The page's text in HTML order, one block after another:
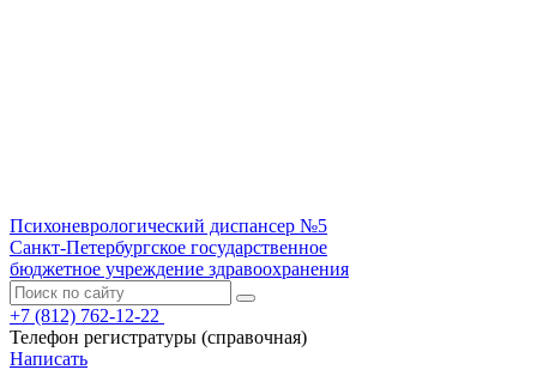
Психоневрологический диспансер №5
Санкт-Петербургское государственное
бюджетное учреждение здравоохранения
+7 (812) 762-12-22
Телефон регистратуры (справочная)
Написать